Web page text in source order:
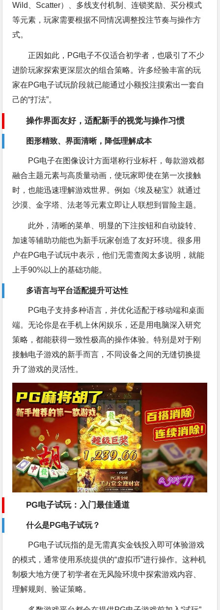
Wild、Scatter）、多线支付机制、连锁奖励、买分模式
等元素，玩家需要根据不同情况调整投注节奏与操作方
式。
正因如此，PG电子不仅适合初学者，也吸引了不少
进阶玩家探索更深层次的组合策略。许多经验丰富的玩
家在PG电子试玩阶段就已能通过小额投注摸索出一套自
己的“打法”。
操作界面友好，适配新手的视觉与操作习惯
图形精致、界面清晰，降低理解成本
PG电子在图像设计方面堪称行业标杆，每款游戏都
融合主题元素与高质量动画，使玩家即使在第一次接触
时，也能迅速理解游戏世界。例如《埃及秘宝》就通过
沙漠、金字塔、法老等元素立即让人联想到冒险主题。
此外，清晰的菜单、明显的下注按钮和自动旋转、
加速等辅助功能也为新手玩家创造了友好环境。很多用
户在PG电子试玩中表示，他们无需查阅太多说明，就能
上手90%以上的基础功能。
多语言与平台适配提升可达性
PG电子支持多种语言，并优化适配于移动端和桌面
端。无论你是在手机上休闲娱乐，还是用电脑深入研究
策略，都能获得一致性极高的操作体验。特别是对于刚
接触电子游戏的新手而言，不同设备之间的无缝切换提
升了游戏的灵活性。
PG电子试玩：入门最佳通道
什么是PG电子试玩？
PG电子试玩指的是无需真实金钱投入即可体验游戏
的模式，通常使用系统提供的“虚拟币”进行操作。这种机
制极大地方便了初学者在无风险环境中探索游戏内容、
理解规则、验证策略。